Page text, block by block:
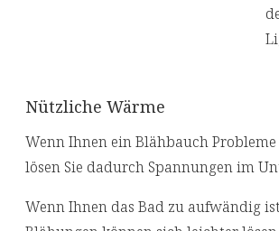
Nützliche Wärme
Wenn Ihnen ein Blähbauch
lösen Sie dadurch Spannungen im
Wenn Ihnen das Bad zu aufwändig